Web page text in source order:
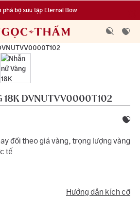
phá bộ sưu tập Eternal Bow
chọn tích luỹ từ 0.1 chỉ vàng 999.9
18K DVNUTVV0000T102
đổi theo giá vàng, trọng lượng vàng
tế
Hướng dẫn kích cỡ